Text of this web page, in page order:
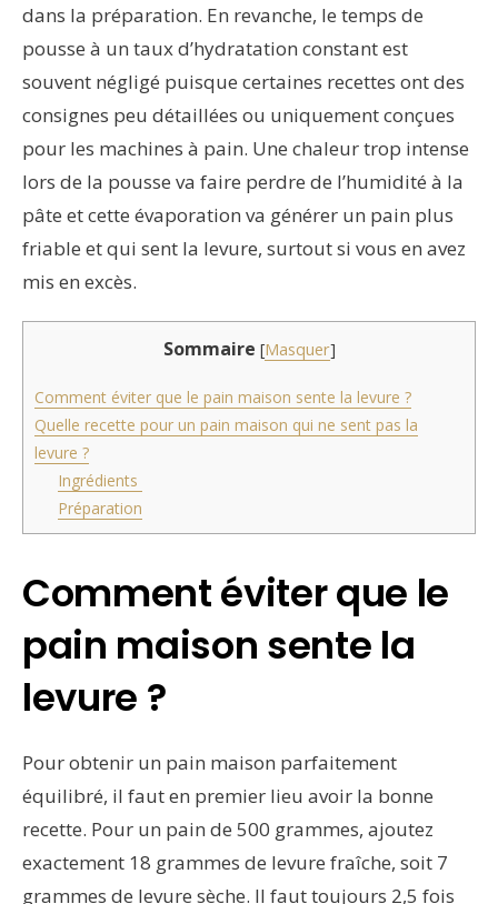
dans la préparation. En revanche, le temps de
pousse à un taux d’hydratation constant est
souvent négligé puisque certaines recettes ont des
consignes peu détaillées ou uniquement conçues
pour les machines à pain. Une chaleur trop intense
lors de la pousse va faire perdre de l’humidité à la
pâte et cette évaporation va générer un pain plus
friable et qui sent la levure, surtout si vous en avez
mis en excès.
Sommaire [Masquer]
Comment éviter que le pain maison sente la levure ?
Quelle recette pour un pain maison qui ne sent pas la
levure ?
Ingrédients
Préparation
Comment éviter que le
pain maison sente la
levure ?
Pour obtenir un pain maison parfaitement
équilibré, il faut en premier lieu avoir la bonne
recette. Pour un pain de 500 grammes, ajoutez
exactement 18 grammes de levure fraîche, soit 7
grammes de levure sèche. Il faut toujours 2,5 fois